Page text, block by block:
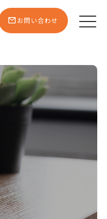
お問い合わせ